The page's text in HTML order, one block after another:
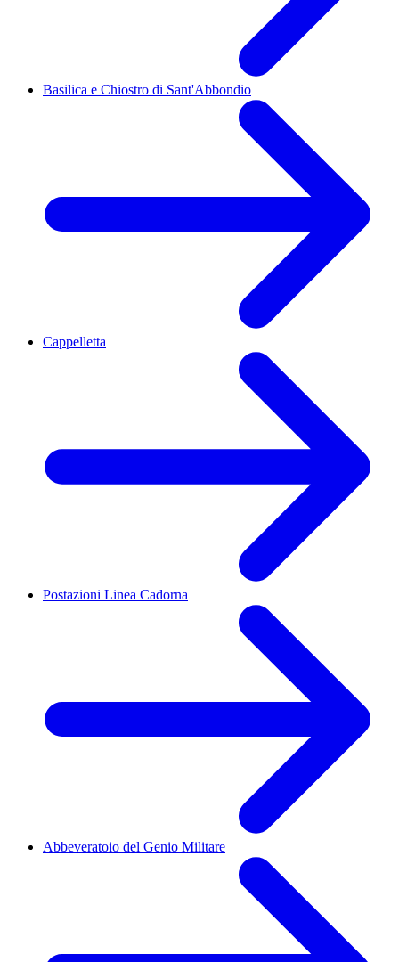
Basilica e Chiostro di Sant'Abbondio
Cappelletta
Postazioni Linea Cadorna
Abbeveratoio del Genio Militare